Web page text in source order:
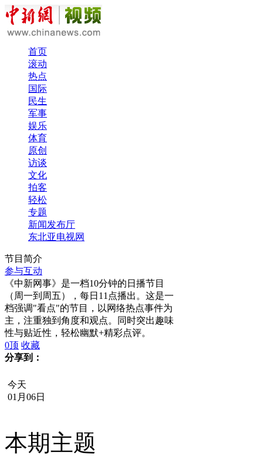
首页
滚动
热点
国际
民生
军事
娱乐
体育
原创
访谈
文化
拍客
轻松
专题
新闻发布厅
东北亚电视网
节目简介
参与互动
《中新网事》是一档10分钟的日播节目
（周一到周五），每日11点播出。这是一
档强调"看点"的节目，以网络热点事件为
主，注重独到角度和观点。同时突出趣味
性与贴近性，轻松幽默+精彩点评。
0顶 收藏
分享到：
今天
01月06日
本期主题